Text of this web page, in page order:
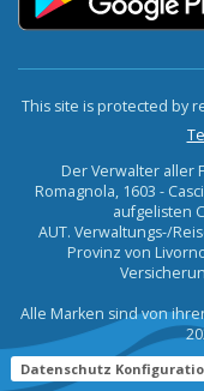
This site is protected by
Der Verwalter aller
Romagnola, 1603 -
aufgelisten
AUT. Verwaltungs-/
Provinz von
Alle Marken sind von
Datenschutz